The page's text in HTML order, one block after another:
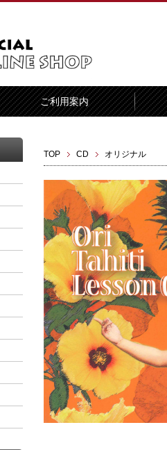
ご利用案内
TOP CD オリジナル